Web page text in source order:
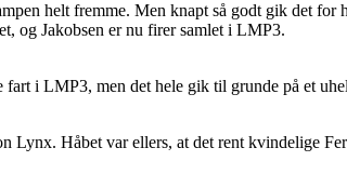
helt fremme. Men knapt så godt gik det
og Jakobsen er nu firer samlet i LMP3.
i LMP3, men det hele gik til grunde på et
Lynx. Håbet var ellers, at det rent kvindelige